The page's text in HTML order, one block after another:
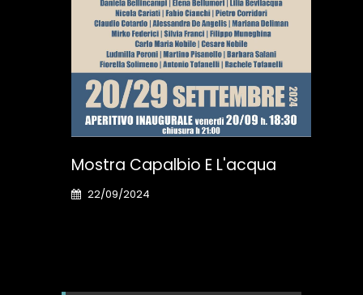
Mostra Capalbio E L'acqua
22/09/2024